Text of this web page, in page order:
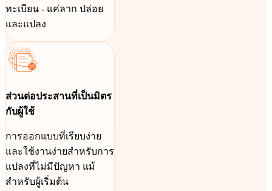
ทะเบียน - แค่ลาก ปล่อย
และแปลง
ส่วนต่อประสานที่เป็นมิตร
กับผู้ใช้
การออกแบบที่เรียบง่าย
และใช้งานง่ายสำหรับการ
แปลงที่ไม่มีปัญหา แม้
สำหรับผู้เริ่มต้น